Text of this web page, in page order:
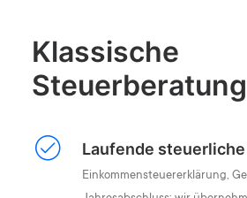
Klassische
Steuerberatung
Laufende
Einkommensteuererklärung,